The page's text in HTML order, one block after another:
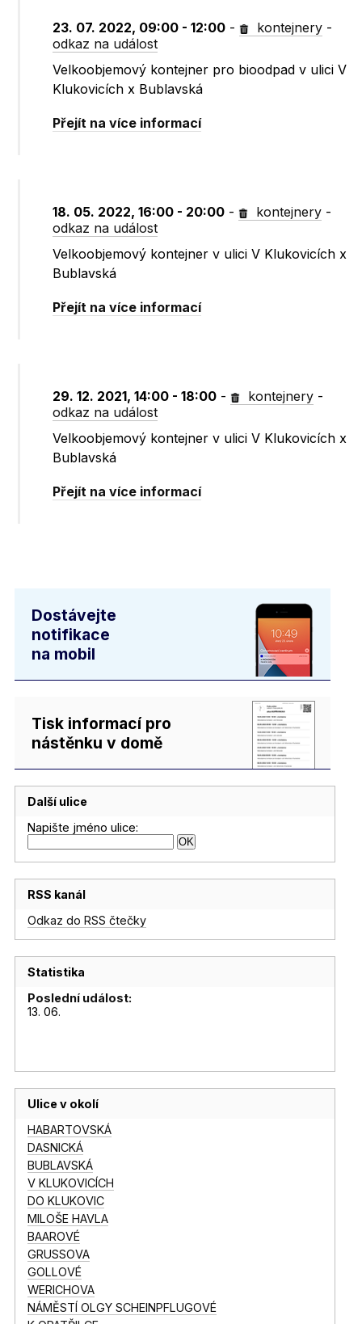
23. 07. 2022, 09:00 - 12:00 - kontejnery -
odkaz na událost
Velkoobjemový kontejner pro bioodpad v ulici V
Klukovicích x Bublavská
Přejít na více informací
18. 05. 2022, 16:00 - 20:00 - kontejnery -
odkaz na událost
Velkoobjemový kontejner v ulici V Klukovicích x
Bublavská
Přejít na více informací
29. 12. 2021, 14:00 - 18:00 - kontejnery -
odkaz na událost
Velkoobjemový kontejner v ulici V Klukovicích x
Bublavská
Přejít na více informací
Dostávejte
notifikace
na mobil
Tisk informací pro
nástěnku v domě
Další ulice
Napište jméno ulice:
RSS kanál
Odkaz do RSS čtečky
Statistika
Poslední událost:
13. 06.
Ulice v okolí
HABARTOVSKÁ
DASNICKÁ
BUBLAVSKÁ
V KLUKOVICÍCH
DO KLUKOVIC
MILOŠE HAVLA
BAAROVÉ
GRUSSOVA
GOLLOVÉ
WERICHOVA
NÁMĚSTÍ OLGY SCHEINPFLUGOVÉ